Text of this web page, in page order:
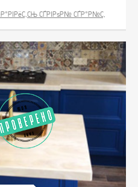
СЃРІРѕР№ СЃР°Р№С‚